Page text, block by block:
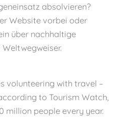
absolvieren?
Website vorbei oder
über nachhaltige
volunteering with travel –
to Tourism Watch,
million people every year.